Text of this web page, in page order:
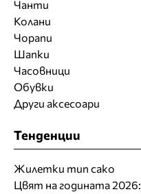
Чанти
Колани
Чорапи
Шапки
Часовници
Обувки
Други аксесоари
Тенденции
Жилетки тип сако
Цвят на годината 2026: